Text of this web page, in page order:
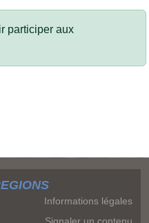
participer aux
Informations légales